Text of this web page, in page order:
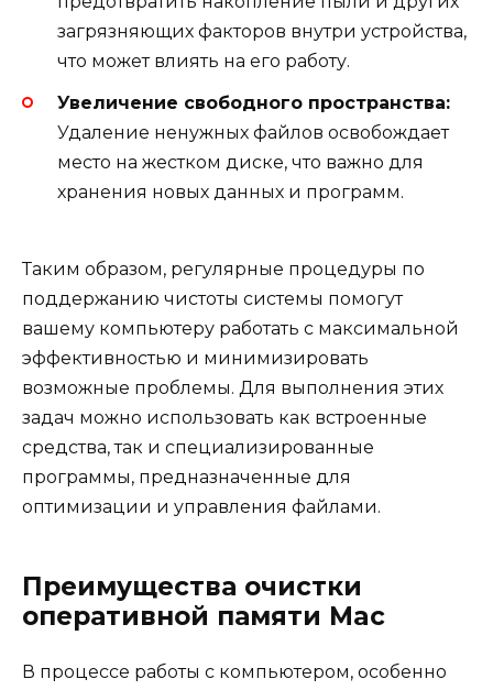
загрязняющих факторов внутри устройства,
что может влиять на его работу.
Увеличение свободного пространства:
Удаление ненужных файлов освобождает
место на жестком диске, что важно для
хранения новых данных и программ.
Таким образом, регулярные процедуры по
поддержанию чистоты системы помогут
вашему компьютеру работать с максимальной
эффективностью и минимизировать
возможные проблемы. Для выполнения этих
задач можно использовать как встроенные
средства, так и специализированные
программы, предназначенные для
оптимизации и управления файлами.
Преимущества очистки
оперативной памяти Mac
В процессе работы с компьютером, особенно